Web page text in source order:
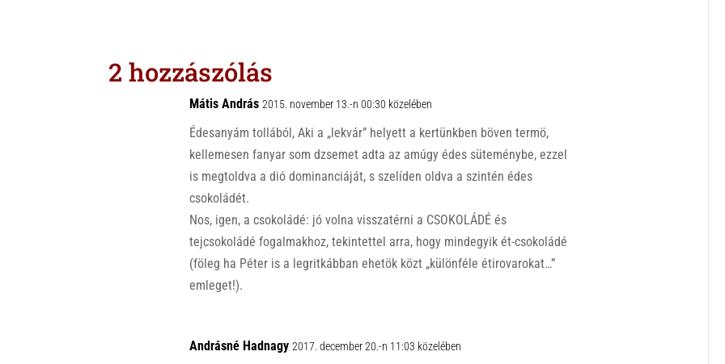
A
o
o
k
2 hozzászólás
Mátis András 2015. november 13.-n 00:30 közelében
Édesanyám tollából, Aki a „lekvár” helyett a kertünkben böven termö,
kellemesen fanyar som dzsemet adta az amúgy édes süteménybe, ezzel
is megtoldva a dió dominanciáját, s szelíden oldva a szintén édes
csokoládét.
Nos, igen, a csokoládé: jó volna visszatérni a CSOKOLÁDÉ és
tejcsokoládé fogalmakhoz, tekintettel arra, hogy mindegyik ét-csokoládé
(föleg ha Péter is a legritkábban ehetök közt „különféle étirovarokat…”
emleget!).
Andrásné Hadnagy 2017. december 20.-n 11:03 közelében